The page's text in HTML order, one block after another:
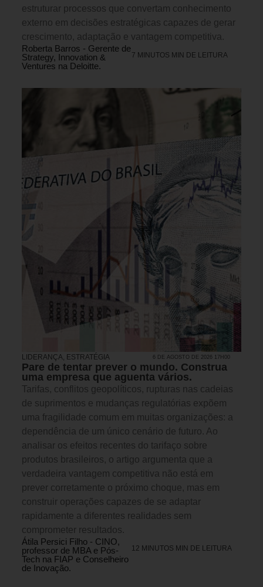
estruturar processos que convertam conhecimento
externo em decisões estratégicas capazes de gerar
crescimento, adaptação e vantagem competitiva.
Roberta Barros - Gerente de
Strategy, Innovation &
Ventures na Deloitte.
7 MINUTOS MIN DE LEITURA
LIDERANÇA ESTRATÉGIA 6 DE AGOSTO DE 2026 17H00
Pare de tentar prever o mundo. Construa
uma empresa que aguenta vários.
Tarifas, conflitos geopolíticos, rupturas nas cadeias
de suprimentos e mudanças regulatórias expõem
uma fragilidade comum em muitas organizações: a
dependência de um único cenário de futuro. Ao
analisar os efeitos recentes do tarifaço sobre
produtos brasileiros, o artigo argumenta que a
verdadeira vantagem competitiva não está em
prever corretamente o próximo choque, mas em
construir operações capazes de se adaptar
rapidamente a diferentes realidades sem
comprometer resultados.
Átila Persici Filho - CINO,
professor de MBA e Pós-
Tech na FIAP e Conselheiro
de Inovação.
12 MINUTOS MIN DE LEITURA